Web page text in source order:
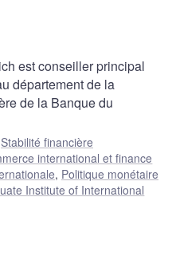
est conseiller principal
département de la
de la Banque du
Stabilité financière
international et finance
, Politique monétaire
Institute of International